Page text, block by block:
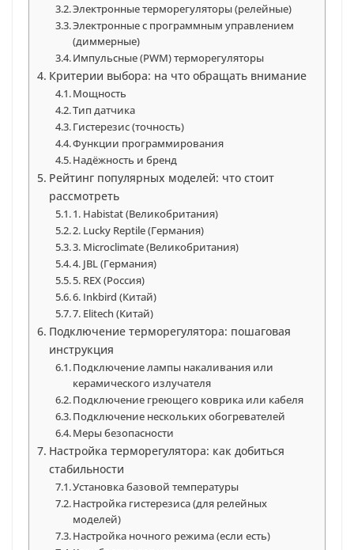
Электронные терморегуляторы (релейные)
Электронные с программным управлением
(диммерные)
Импульсные (PWM) терморегуляторы
Критерии выбора: на что обращать внимание
Мощность
Тип датчика
Гистерезис (точность)
Функции программирования
Надёжность и бренд
Рейтинг популярных моделей: что стоит
рассмотреть
1. Habistat (Великобритания)
2. Lucky Reptile (Германия)
3. Microclimate (Великобритания)
4. JBL (Германия)
5. REX (Россия)
6. Inkbird (Китай)
7. Elitech (Китай)
Подключение терморегулятора: пошаговая
инструкция
Подключение лампы накаливания или
керамического излучателя
Подключение греющего коврика или кабеля
Подключение нескольких обогревателей
Меры безопасности
Настройка терморегулятора: как добиться
стабильности
Установка базовой температуры
Настройка гистерезиса (для релейных
моделей)
Настройка ночного режима (если есть)